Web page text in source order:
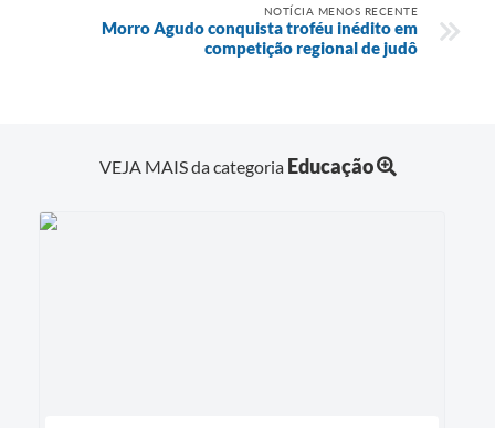
NOTÍCIA MENOS RECENTE
Morro Agudo conquista troféu inédito em
competição regional de judô
VEJA MAIS da categoria Educação